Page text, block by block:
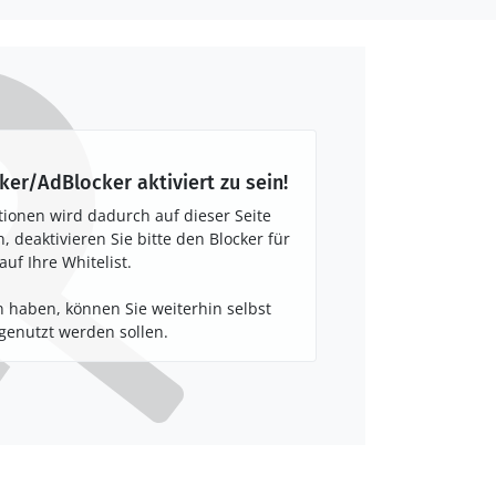
AdBlocker aktiviert zu sein!
wird dadurch auf dieser Seite
deaktivieren Sie bitte den Blocker für
Ihre Whitelist.
können Sie weiterhin selbst
werden sollen.